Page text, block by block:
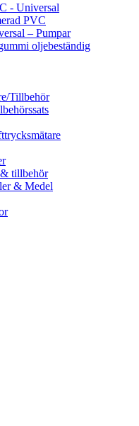
- Universal
PVC
– Pumpar
oljebeständig
Tillbehör
tillbehör
& Medel